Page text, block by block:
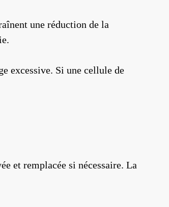
une réduction de la
excessive. Si une cellule de
et remplacée si nécessaire. La